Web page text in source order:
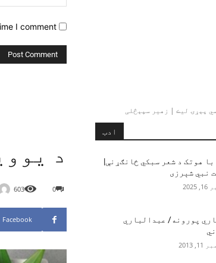
I comment.